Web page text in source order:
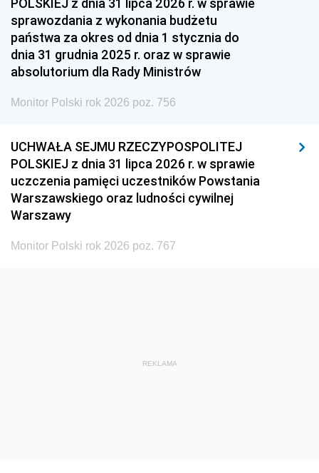
1951 1950
1948 1947 1946
1939 1938
sprawozdania z wykonania budżetu
państwa za okres od dnia 1 stycznia do
dnia 31 grudnia 2025 r. oraz w sprawie
absolutorium dla Rady Ministrów
Monitor Polski rok 2026 poz. 756
UCHWAŁA SEJMU RZECZYPOSPOLITEJ
POLSKIEJ z dnia 31 lipca 2026 r. w sprawie
uczczenia pamięci uczestników Powstania
Warszawskiego oraz ludności cywilnej
Warszawy
Monitor Polski rok 2026 poz. 767
REKLAMA